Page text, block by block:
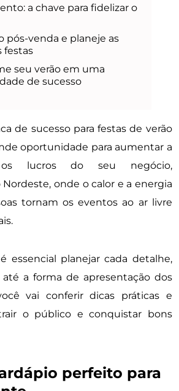
a chave para fidelizar o
pós-venda e planeje as
festas
seu verão em uma
de sucesso
de sucesso para festas de verão
oportunidade para aumentar a
lucros do seu negócio,
onde o calor e a energia
tornam os eventos ao ar livre
essencial planejar cada detalhe,
a forma de apresentação dos
vai conferir dicas práticas e
o público e conquistar bons
perfeito para